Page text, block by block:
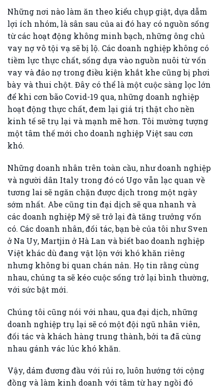
Những nơi nào làm ăn theo kiểu chụp giật, dựa dẫm
lợi ích nhóm, là sân sau của ai đó hay có nguồn sống
từ các hoạt động không minh bạch, những ông chủ
vay nợ vô tội vạ sẽ bị lộ. Các doanh nghiệp không có
tiềm lực thực chất, sống dựa vào nguồn nuôi từ vốn
vay và đảo nợ trong điều kiện khắt khe cũng bị phơi
bày và thui chột. Đây có thể là một cuộc sàng lọc lớn
để khi cơn bão Covid-19 qua, những doanh nghiệp
hoạt động thực chất, đem lại giá trị thật cho nền
kinh tế sẽ trụ lại và mạnh mẽ hơn. Tôi mường tượng
một tâm thế mới cho doanh nghiệp Việt sau cơn
khó.
Những doanh nhân trên toàn cầu, như doanh nghiệp
và người dân Italy trong đó có Ugo vẫn lạc quan về
tương lai sẽ ngăn chặn được dịch trong một ngày
sớm nhất. Abe cũng tin đại dịch sẽ qua nhanh và
các doanh nghiệp Mỹ sẽ trở lại đà tăng trưởng vốn
có. Các doanh nhân, đối tác, bạn bè của tôi như Sven
ở Na Uy, Martjin ở Hà Lan và biết bao doanh nghiệp
Việt khác dù đang vật lộn với khó khăn riêng
nhưng không bi quan chán nản. Họ tin rằng cùng
nhau, chúng ta sẽ kéo cuộc sống trở lại bình thường,
với sức bật mới.
Chúng tôi cũng nói với nhau, qua đại dịch, những
doanh nghiệp trụ lại sẽ có một đội ngũ nhân viên,
đối tác và khách hàng trung thành, bởi ta đã cùng
nhau gánh vác lúc khó khăn.
Vậy, dám đương đầu với rủi ro, luôn hướng tới cộng
đồng và làm kinh doanh với tâm từ hay ngồi đó